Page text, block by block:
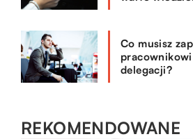
Co musisz
delegacji?
REKOMENDOWANE